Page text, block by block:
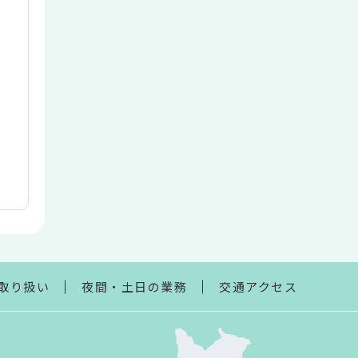
り扱い 夜間・土日の業務 交通アクセス